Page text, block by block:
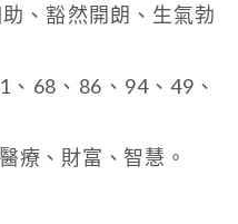
、豁然開朗、生氣勃
68、86、94、49、
療、財富、智慧。